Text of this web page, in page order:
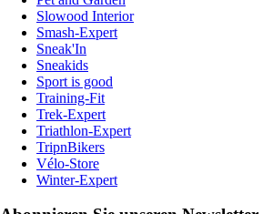
Slowood Interior
Smash-Expert
Sneak'In
Sneakids
Sport is good
Training-Fit
Trek-Expert
Triathlon-Expert
TripnBikers
Vélo-Store
Winter-Expert